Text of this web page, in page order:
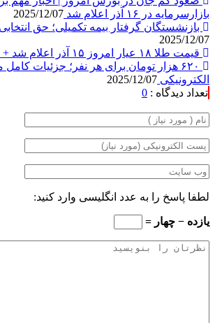
بازارسرمایه در ۱۶ آذر اعلام شد
2025/12/07
بازنشستگان گرفتار بیمه تکمیلی؛ حق
2025/12/07
قیمت طلا ۱۸ عیار امروز ۱۵ آذر اعلام شد + جدول
۶۲۰ هزار تومان برای هر نفر؛ جزئیات
الکترونیکی 2025/12/07
تعداد دیدگاه : 0
لطفا پاسخ را به عدد انگلیسی وارد کنید:
یازده − چهار =